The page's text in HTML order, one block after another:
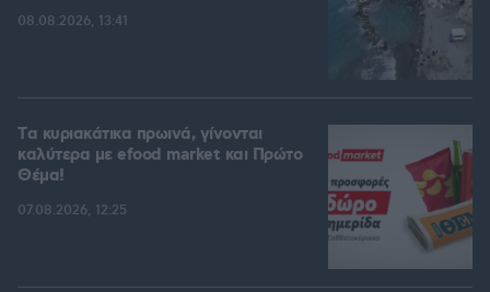
08.08.2026, 13:41
Tα κυριακάτικα πρωινά, γίνονται
καλύτερα με efood market και Πρώτο
Θέμα!
07.08.2026, 12:25